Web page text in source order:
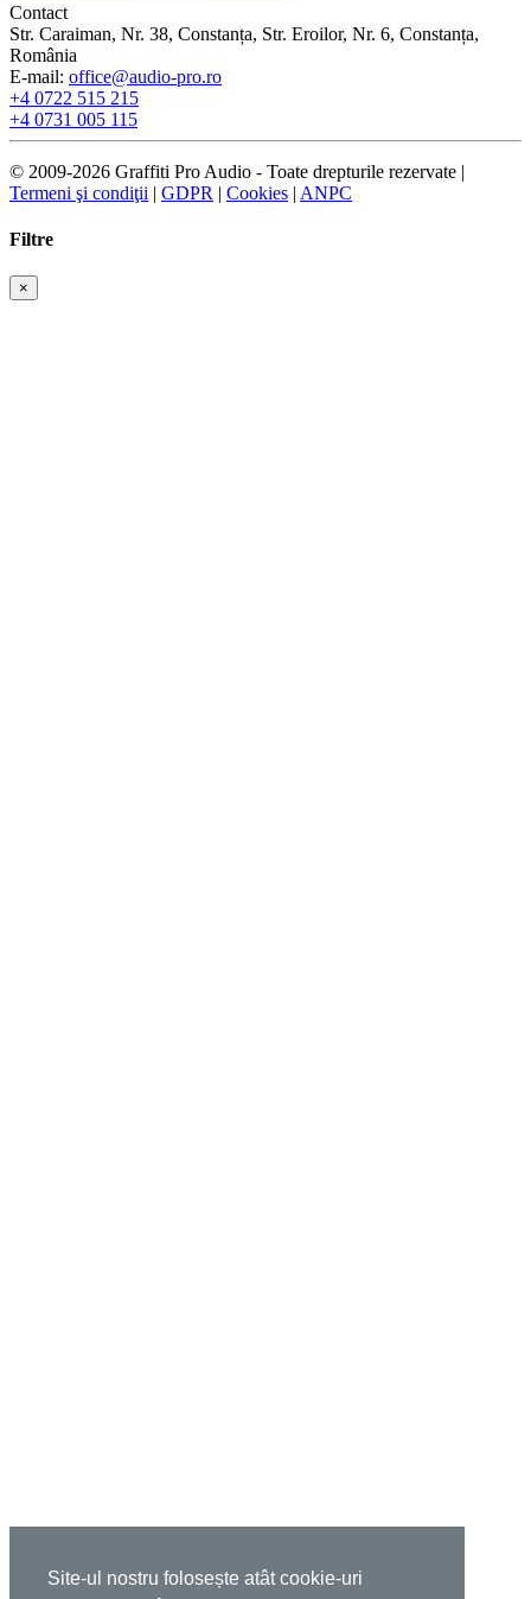
Site-ul nostru folosește atât cookie-uri
Contact
Str. Caraiman, Nr. 38, Constanța, Str. Eroilor, Nr. 6, Constanța,
România
E-mail: office@audio-pro.ro
+4 0722 515 215
+4 0731 005 115
© 2009-2026 Graffiti Pro Audio - Toate drepturile rezervate |
Termeni şi condiţii | GDPR | Cookies | ANPC
Filtre
×